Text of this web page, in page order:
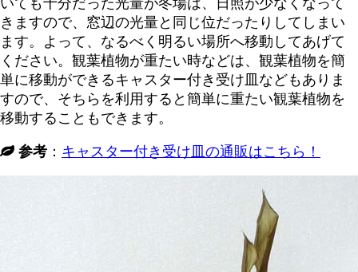
いても十分だった光量が冬場は、日照が少なくなって
きますので、窓辺の光量と同じ位だったりしてしまい
ます。よって、なるべく明るい場所へ移動してあげて
ください。観葉植物が重たい時などは、観葉植物を簡
単に移動ができるキャスター付き受け皿などもありま
すので、そちらを利用すると簡単に重たい観葉植物を
移動することもできます。
参考 ： キャスター付き受け皿の通販はこちら！